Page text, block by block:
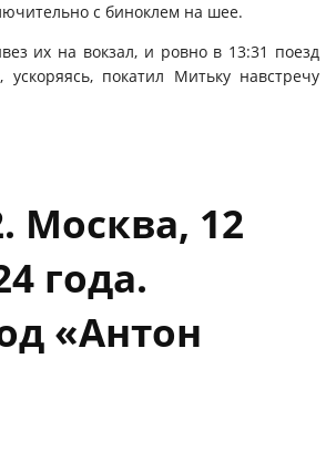
с биноклем на шее.
их на вокзал, и ровно в 13:31 поезд
ускоряясь, покатил Митьку навстречу
Москва, 12
года.
«Антон